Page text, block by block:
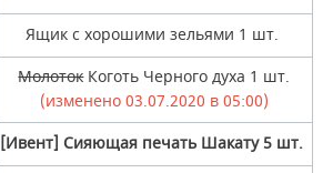
Ящик с хорошими зельями 1 шт.
МолотокКоготь Черного духа 1 шт.
(изменено 03.07.2020 в 05:00)
[Ивент] Сияющая печать Шакату 5 шт.